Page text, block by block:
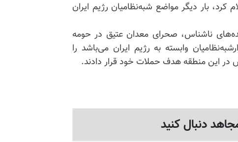
سوریه روز پنجشنبه ۲۲آبان اعلام کرد، بار دیگر مواضع شبه‌نظامیان رژیم ایران
ناشناس، صحرای معدان عتیق در حومه
وابسته به رژیم ایران می‌باشد را
در این منطقه هدف حملات خود قرار دادند.
دنبال کنید